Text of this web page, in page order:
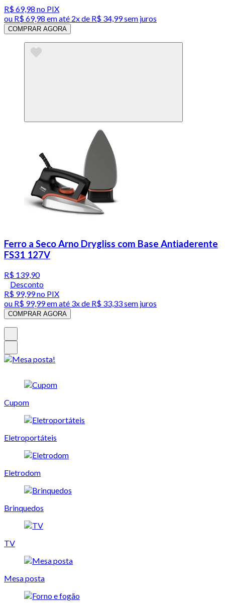
R$ 69,98 no PIX
ou R$ 69,98 em até 2x de R$ 34,99 sem juros
COMPRAR AGORA
Ferro a Seco Arno Drygliss com Base Antiaderente
FS31 127V
R$ 139,90
Desconto
R$ 99,99no PIX
ou R$ 99,99em até 3x de R$ 33,33 sem juros
COMPRAR AGORA
Cupom
Eletroportáteis
Eletrodom
Brinquedos
TV
Mesa posta